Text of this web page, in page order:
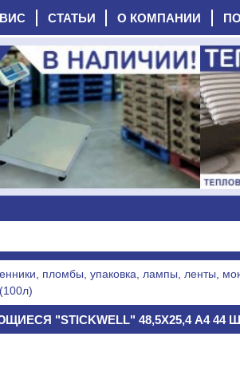
СТАТЬИ О КОМПАНИИ
пломбы, упаковка, лампы, ленты,
"STICKWELL" 48,5Х25,4 А4 44